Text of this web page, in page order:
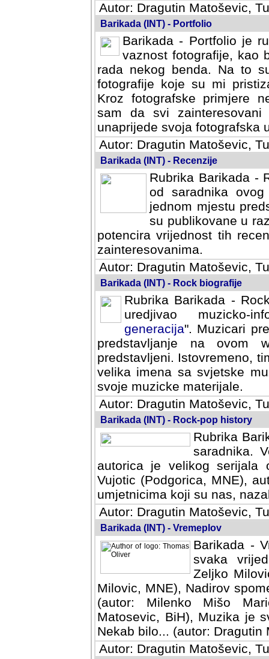
Autor: Dragutin Matoševic,
Barikada (INT) - Portfolio
Barikada - Portfolio je
vaznost fotografije, kao
rada nekog benda. Na to
fotografije koje su mi
fotografske primjere
svi zainteresovani
svoja fotografska umijeca.
Autor: Dragutin Matoševic,
Barikada (INT) - Recenzije
Rubrika Barikada -
od saradnika
jednom mjestu
su publikovane u
potencira vrijednost tih
zainteresovanima.
Autor: Dragutin Matoševic,
Barikada (INT) - Rock biografije
Rubrika Barikada -
uredjivao muzicko-
Muzicari predstavljeni u
na ovom web portalu
Istovremeno, tim nacinom
sa svjetske muzicke scene
materijale.
Autor: Dragutin Matoševic,
Barikada (INT) - Rock-pop history
Rubrika
saradnika.
autorica je velikog serijala
Vujotic (Podgorica, MNE),
umjetnicima koji su nas,
Autor: Dragutin Matoševic,
Barikada (INT) - Vremeplov
Barikada -
svaka
Milovic,
MNE), Nadirov spomenar
Milenko Mišo Maric, UK),
Muzika je svirala (autor:
(autor: Dragutin Matosevic,
Autor: Dragutin Matoševic,